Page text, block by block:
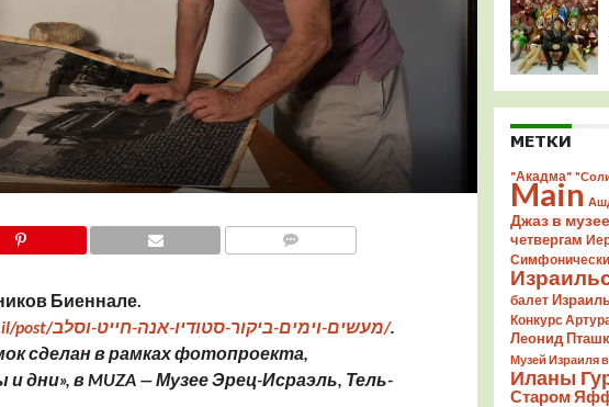
Биеннале.
www.eretzmuseum.org.il/post/מעשים-וימים-ביקור-סטודיו-אנה-חייט-וסלב/.
сделан в рамках фотопроекта,
дни», в MUZA — Музее Эрец-Исраэль, Тель-
МЕТКИ
"Акадма"
Main
Джаз в
четвергам
балет
Конкурс
Леонид
Музей Израиля
Иланы
Старом